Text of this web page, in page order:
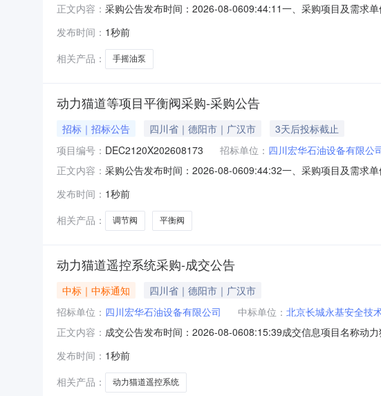
正文内容： 采购公告发布时间：2026-08-0609:44:11一、采购项目及需求
报价方法访问东方电气采购管理平台网址：，登录系统。报价
发布时间： 1秒前
相关产品：
手摇油泵
动力猫道等项目平衡阀采购-采购公告
招标｜招标公告 四川省｜德阳市｜广汉市
3天后投标截止
项目编号： DEC2120X202608173 招标单位： 四川宏华石油设备有限公
正文内容： 采购公告发布时间：2026-08-0609:44:32一、采购项目及需求
0909:44:30报价方法访问东方电气采购管理平台网址：，登录
发布时间： 1秒前
相关产品：
调节阀 平衡阀
动力猫道遥控系统采购-成交公告
中标｜中标通知
四川省｜德阳市｜广汉市
招标单位： 四川宏华石油设备有限公司 中标单位： 北京长城永基安全技
正文内容： 成交公告发布时间：2026-08-0608:15:39成交信息项目名称动
发布时间： 1秒前
相关产品：
动力猫道遥控系统